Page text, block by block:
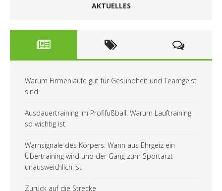
AKTUELLES
Warum Firmenläufe gut für Gesundheit und Teamgeist
sind
Ausdauertraining im Profifußball: Warum Lauftraining
so wichtig ist
Warnsignale des Körpers: Wann aus Ehrgeiz ein
Übertraining wird und der Gang zum Sportarzt
unausweichlich ist
Zurück auf die Strecke